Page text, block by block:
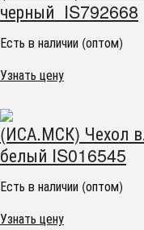
черный IS792668
Есть в наличии (оптом)
Узнать цену
(ИСА.МСК) Чехол
белый IS016545
Есть в наличии (оптом)
Узнать цену